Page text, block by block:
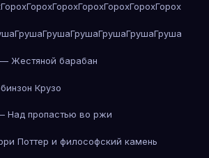
ГорохГорохГорохГорохГорохГорохГорох
ГрушаГрушаГрушаГрушаГрушаГруша
Жестяной барабан
Крузо
пропастью во ржи
Поттер и философский камень